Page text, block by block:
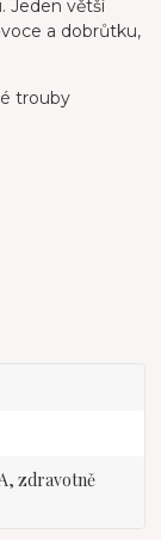
Jeden větší
a dobrůtku,
trouby
zdravotně